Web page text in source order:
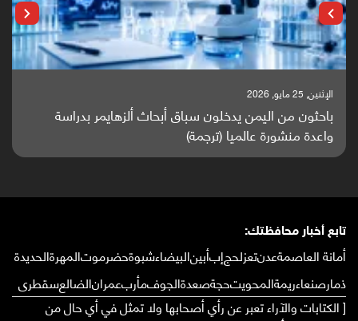
الإثنين, 25 مايو, 2026
باحثون من اليمن يدخلون سباق أبحاث ألزهايمر بدراسة
واعدة منشورة عالميا (ترجمة)
تابع أخبار محافظتك:
أمانة العاصمةعدنتعزلحجإبأبينالبيضاءشبوةحضرموتالمهرةالحديدة
ذمارصنعاءريمةالمحويتحجةصعدةالجوفمأربعمرانالضالعسقطرى
[ الكتابات والآراء تعبر عن رأي أصحابها ولا تمثل في أي حال من